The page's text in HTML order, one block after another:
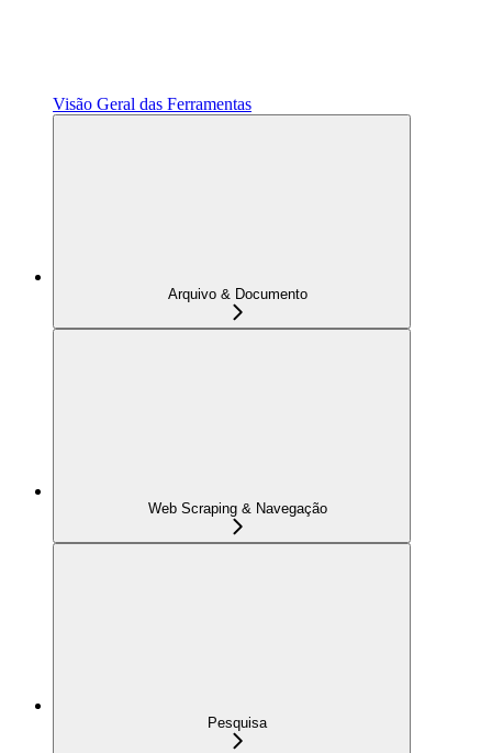
Visão Geral das Ferramentas
Arquivo & Documento
Web Scraping & Navegação
Pesquisa